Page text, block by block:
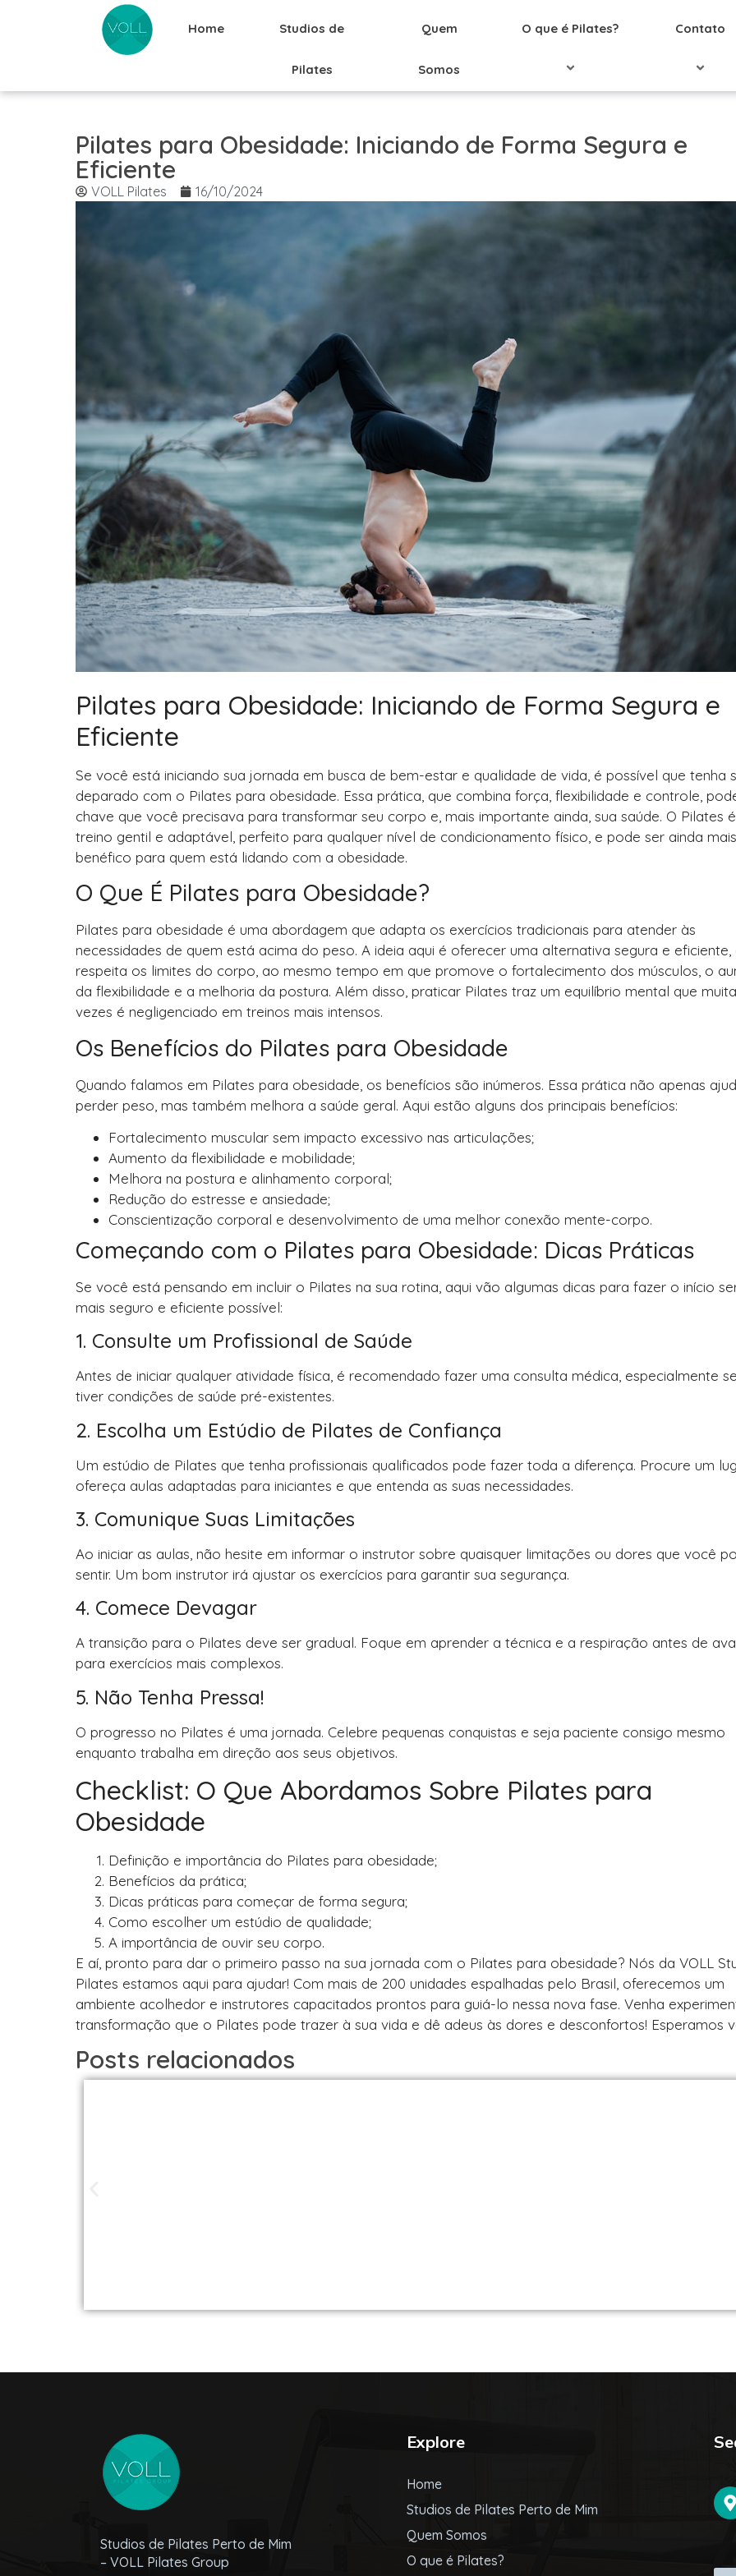
Home Studios de
Pilates
Quem
Somos
O que é Pilates? Contato
Pilates para Obesidade: Iniciando de Forma Segura e
Eficiente
VOLL Pilates 16/10/2024
Pilates para Obesidade: Iniciando de Forma Segura e
Eficiente
Se você está iniciando sua jornada em busca de bem-estar e qualidade de vida, é possível que tenha
deparado com o Pilates para obesidade. Essa prática, que combina força, flexibilidade e controle,
chave que você precisava para transformar seu corpo e, mais importante ainda, sua saúde. O Pilates
treino gentil e adaptável, perfeito para qualquer nível de condicionamento físico, e pode ser ainda mais
benéfico para quem está lidando com a obesidade.
O Que É Pilates para Obesidade?
Pilates para obesidade é uma abordagem que adapta os exercícios tradicionais para atender às
necessidades de quem está acima do peso. A ideia aqui é oferecer uma alternativa segura e eficiente,
respeita os limites do corpo, ao mesmo tempo em que promove o fortalecimento dos músculos, o
da flexibilidade e a melhoria da postura. Além disso, praticar Pilates traz um equilíbrio mental que
vezes é negligenciado em treinos mais intensos.
Os Benefícios do Pilates para Obesidade
Quando falamos em Pilates para obesidade, os benefícios são inúmeros. Essa prática não apenas
perder peso, mas também melhora a saúde geral. Aqui estão alguns dos principais benefícios:
Fortalecimento muscular sem impacto excessivo nas articulações;
Aumento da flexibilidade e mobilidade;
Melhora na postura e alinhamento corporal;
Redução do estresse e ansiedade;
Conscientização corporal e desenvolvimento de uma melhor conexão mente-corpo.
Começando com o Pilates para Obesidade: Dicas Práticas
Se você está pensando em incluir o Pilates na sua rotina, aqui vão algumas dicas para fazer o início
mais seguro e eficiente possível:
1. Consulte um Profissional de Saúde
Antes de iniciar qualquer atividade física, é recomendado fazer uma consulta médica, especialmente
tiver condições de saúde pré-existentes.
2. Escolha um Estúdio de Pilates de Confiança
Um estúdio de Pilates que tenha profissionais qualificados pode fazer toda a diferença. Procure um
ofereça aulas adaptadas para iniciantes e que entenda as suas necessidades.
3. Comunique Suas Limitações
Ao iniciar as aulas, não hesite em informar o instrutor sobre quaisquer limitações ou dores que você
sentir. Um bom instrutor irá ajustar os exercícios para garantir sua segurança.
4. Comece Devagar
A transição para o Pilates deve ser gradual. Foque em aprender a técnica e a respiração antes de
para exercícios mais complexos.
5. Não Tenha Pressa!
O progresso no Pilates é uma jornada. Celebre pequenas conquistas e seja paciente consigo mesmo
enquanto trabalha em direção aos seus objetivos.
Checklist: O Que Abordamos Sobre Pilates para
Obesidade
Definição e importância do Pilates para obesidade;
Benefícios da prática;
Dicas práticas para começar de forma segura;
Como escolher um estúdio de qualidade;
A importância de ouvir seu corpo.
E aí, pronto para dar o primeiro passo na sua jornada com o Pilates para obesidade? Nós da VOLL
Pilates estamos aqui para ajudar! Com mais de 200 unidades espalhadas pelo Brasil, oferecemos um
ambiente acolhedor e instrutores capacitados prontos para guiá-lo nessa nova fase. Venha
transformação que o Pilates pode trazer à sua vida e dê adeus às dores e desconfortos! Esperamos
Posts relacionados
Studios de Pilates Perto de Mim
– VOLL Pilates Group
Explore
Home
Studios de Pilates Perto de Mim
Quem Somos
O que é Pilates?